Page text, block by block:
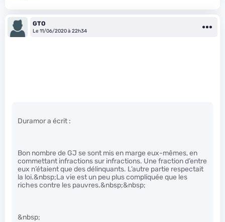
GTO
Le 11/06/2020 à 22h34
Duramor a écrit :
Bon nombre de GJ se sont mis en marge eux-mêmes, en
commettant infractions sur infractions. Une fraction d’entre
eux n’étaient que des délinquants. L’autre partie respectait
la loi.&nbsp;La vie est un peu plus compliquée que les
riches contre les pauvres.&nbsp;&nbsp;
&nbsp;